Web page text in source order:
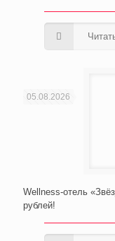
05.08.2026
Wellness-отель
рублей!